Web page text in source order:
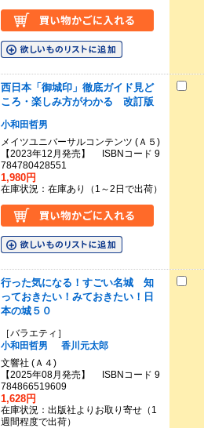
西日本「御城印」徹底ガイド見ど
ころ・楽しみ方がわかる 改訂版
小和田哲男
メイツユニバーサルコンテンツ (Ａ５)
【2023年12月発売】 ISBNコード 9
784780428551
1,980円
在庫状況：在庫あり（1～2日で出荷）
行った気になる！すごい名城 知
っておきたい！みておきたい！日
本の城５０
［バラエティ］
小和田哲男
香川元太郎
文響社 (Ａ４)
【2025年08月発売】 ISBNコード 9
784866519609
1,628円
在庫状況：出版社よりお取り寄せ（1
週間程度で出荷）